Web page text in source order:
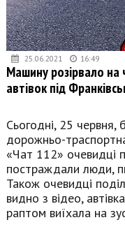
25.06.2021 16:49
Машину розірвало на
автівок під
Сьогодні, 25 червня,
дорожньо-
«Чат 112» очевидці
постраждали люди,
Також очевидці
видно з відео,
раптом виїхала на